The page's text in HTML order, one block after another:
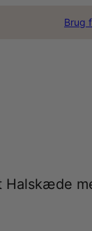
Brug
Halskæde